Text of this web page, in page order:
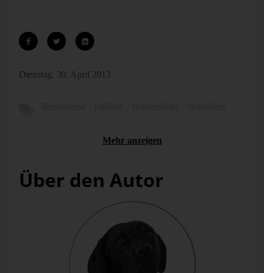
Dienstag, 30. April 2013
Mehr anzeigen
Über den Autor